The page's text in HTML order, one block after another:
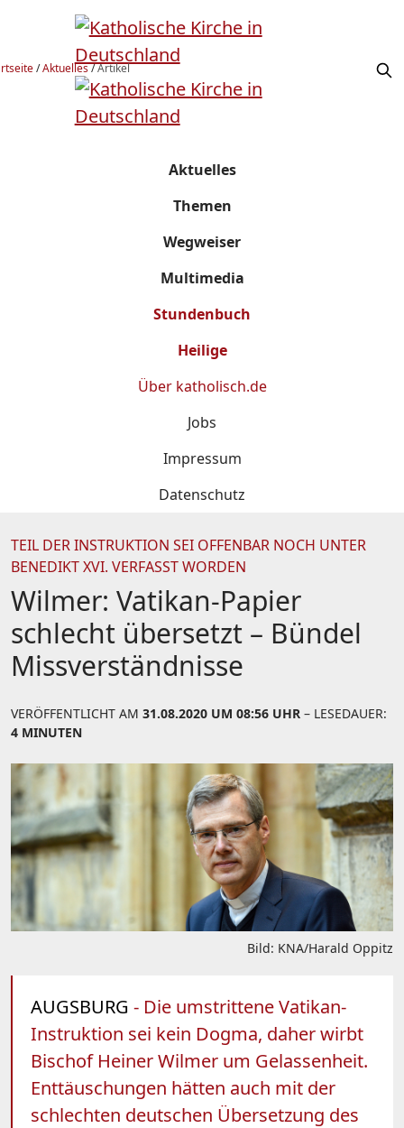
/Aktuelles/Artikel
Aktuelles
Themen
Wegweiser
Multimedia
Stundenbuch
Heilige
Über katholisch.de
Jobs
Impressum
Datenschutz
TEIL DER INSTRUKTION SEI OFFENBAR NOCH UNTER
BENEDIKT XVI. VERFASST WORDEN
Wilmer: Vatikan-Papier
schlecht übersetzt – Bündel
Missverständnisse
VERÖFFENTLICHT AM 31.08.2020 UM 08:56 UHR – LESEDAUER:
4 MINUTEN
Bild: KNA/Harald Oppitz
AUGSBURG - Die umstrittene Vatikan-
Instruktion sei kein Dogma, daher wirbt
Bischof Heiner Wilmer um Gelassenheit.
Enttäuschungen hätten auch mit der
schlechten deutschen Übersetzung des